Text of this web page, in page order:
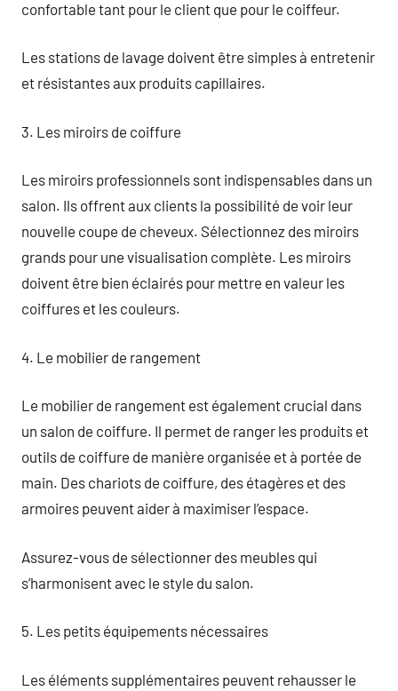
confortable tant pour le client que pour le coiffeur.
Les stations de lavage doivent être simples à entretenir
et résistantes aux produits capillaires.
3. Les miroirs de coiffure
Les miroirs professionnels sont indispensables dans un
salon. Ils offrent aux clients la possibilité de voir leur
nouvelle coupe de cheveux. Sélectionnez des miroirs
grands pour une visualisation complète. Les miroirs
doivent être bien éclairés pour mettre en valeur les
coiffures et les couleurs.
4. Le mobilier de rangement
Le mobilier de rangement est également crucial dans
un salon de coiffure. Il permet de ranger les produits et
outils de coiffure de manière organisée et à portée de
main. Des chariots de coiffure, des étagères et des
armoires peuvent aider à maximiser l’espace.
Assurez-vous de sélectionner des meubles qui
s’harmonisent avec le style du salon.
5. Les petits équipements nécessaires
Les éléments supplémentaires peuvent rehausser le